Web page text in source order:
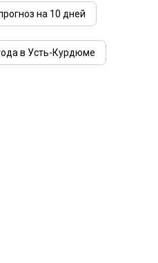
на 10 дней
в Усть-Курдюме